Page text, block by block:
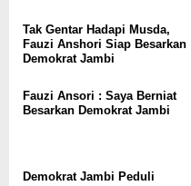
Tak Gentar Hadapi Musda,
Fauzi Anshori Siap Besarkan
Demokrat Jambi
Fauzi Ansori : Saya Berniat
Besarkan Demokrat Jambi
Demokrat Jambi Peduli